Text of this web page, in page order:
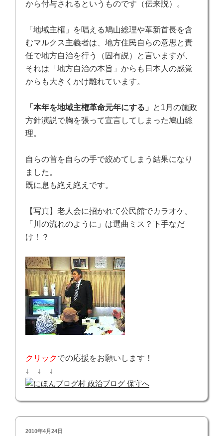
から付与されるというものです（伝来説）。
「地域主権」を唱える鳩山総理や革新首長を含
むマルクス主義者は、地方住民自らの意思と責
任で地方自治を行う（固有説）と言いますが、
それは「地方自治の本旨」からも日本人の感覚
からも大きくかけ離れています。
「本年を地域主権革命元年にする」 と 1 月の施政
方針演説で胸を張って宣言してしまった鳩山総
理。
自らの首を自らの手で絞めてしまう結果になり
ました。
既に息も絶え絶えです。
【写真】老人会に招かれて公民館でカラオケ。
「川の流れのように」は選曲ミス？下手なだ
け！？
クリックでの応援をお願いします！
↓ ↓ ↓
投
2010年4月24日